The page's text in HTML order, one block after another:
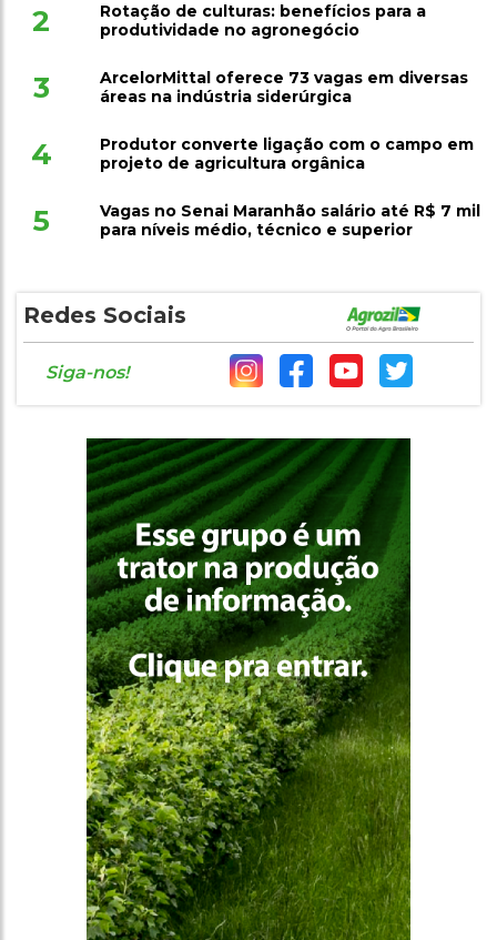
2
Rotação de culturas: benefícios para a
produtividade no agronegócio
3
ArcelorMittal oferece 73 vagas em diversas
áreas na indústria siderúrgica
4
Produtor converte ligação com o campo em
projeto de agricultura orgânica
5
Vagas no Senai Maranhão salário até R$ 7 mil
para níveis médio, técnico e superior
Redes Sociais
Siga-nos!